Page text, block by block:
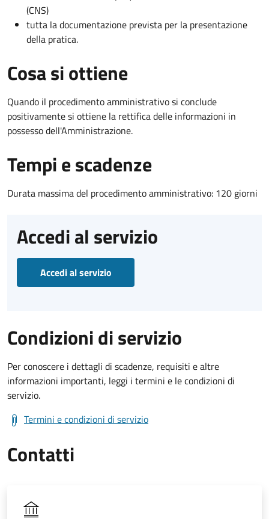
(CNS)
tutta la documentazione prevista per la presentazione
della pratica.
Cosa si ottiene
Quando il procedimento amministrativo si conclude
positivamente si ottiene la rettifica delle informazioni in
possesso dell'Amministrazione.
Tempi e scadenze
Durata massima del procedimento amministrativo: 120 giorni
Accedi al servizio
Accedi al servizio
Condizioni di servizio
Per conoscere i dettagli di scadenze, requisiti e altre
informazioni importanti, leggi i termini e le condizioni di
servizio.
Termini e condizioni di servizio
Contatti